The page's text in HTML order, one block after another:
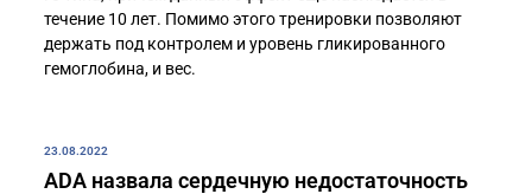
течение 10 лет. Помимо этого тренировки позволяют
держать под контролем и уровень гликированного
гемоглобина, и вес.
23.08.2022
ADA назвала сердечную недостаточность